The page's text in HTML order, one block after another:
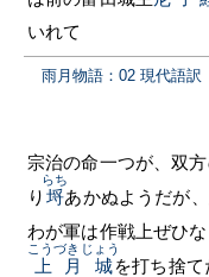
いれて
雨月物語：02 現代語
宗治の命一つが、双
り 埒
らち
あかぬようだが
わが軍は作戦上ぜひな
上月城
こうづきじょう
を打ち捨て